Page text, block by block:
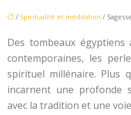
/ Spiritualité et méditation /
Des tombeaux
contemporaines, les
spirituel millénaire. Plus
incarnent une profonde
avec la tradition et une